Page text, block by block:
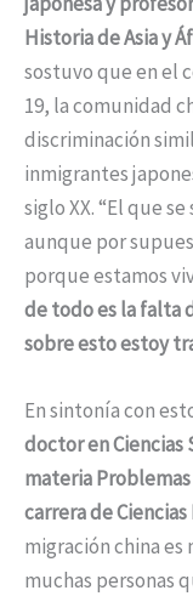
Historia de Asia y
sostuvo que en el
19, la comunidad
discriminación
inmigrantes
siglo XX. “El que
aunque por
porque estamos
de todo es la falta
sobre esto estoy
En sintonía con
doctor en Ciencias
materia
carrera de
migración china
muchas personas